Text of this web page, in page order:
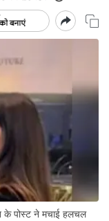
पोस्ट ने मचाई हलचल